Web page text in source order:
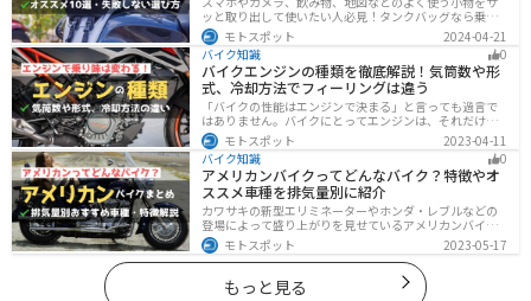
ッと取り出して使いたい人必見！タンクバッグなら乗車
中でも簡単に荷物を確認できます。脱着もマグネットや
吸盤でつけるだけで非常に簡単、しっかり固定したい人
はベルトを使うこともできます。
モトスポット
2024-04-21
バイク知識
0
バイクエンジンの種類を徹底解説！気筒数や形
式、冷却方法でフィーリングは違う
「バイクの性能はエンジンで決まる」と言っても過言で
はありません。バイクにとってエンジンは、それだけ重
要なパーツなんです。エンジンの種類と特徴を知れば、
あなたもワンランク上のバイク選びができるようになり
ます！
モトスポット
2023-04-11
バイク知識
0
アメリカンバイクってどんなバイク？特徴やオ
ススメ車種を排気量別に紹介
カワサキの新型エリミネーターやホンダ・レブルなどの
登場によって盛り上がりを見せているアメリカンバイ
ク。スタイリッシュに乗れることはもちろん、ツーリン
グや通学通勤もこなせるアメリカンバイクの特徴や、オ
ススメの車種についてご紹介します！
モトスポット 2023-05-17
もっと見る